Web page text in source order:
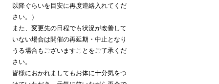
以降ぐらいを目安に再度連絡入れてくだ
さい。）
また、変更先の日程でも状況が改善して
いない場合は開催の再延期・中止となり
うる場合もございますことをご了承くだ
さい。
皆様におかれましてもお体に十分気をつ